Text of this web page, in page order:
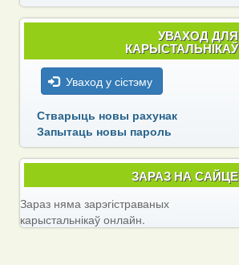
УВАХОД ДЛЯ
КАРЫСТАЛЬНІКАЎ
Уваход у сістэму
Стварыць новы рахунак
Запытаць новы пароль
ЗАРАЗ НА САЙЦЕ
Зараз няма зарэгістраваных
карыстальнікаў онлайн.